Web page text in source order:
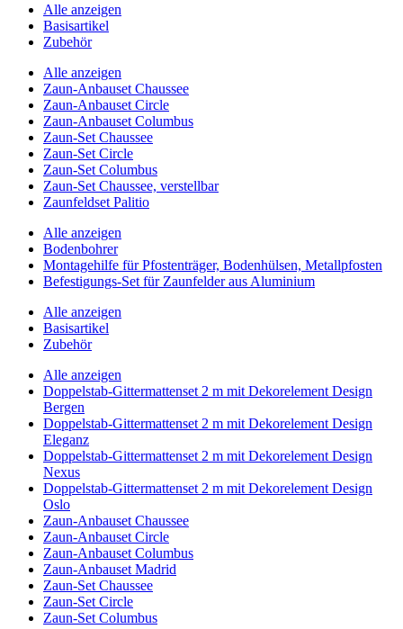
Alle anzeigen
Basisartikel
Zubehör
Alle anzeigen
Zaun-Anbauset Chaussee
Zaun-Anbauset Circle
Zaun-Anbauset Columbus
Zaun-Set Chaussee
Zaun-Set Circle
Zaun-Set Columbus
Zaun-Set Chaussee, verstellbar
Zaunfeldset Palitio
Alle anzeigen
Bodenbohrer
Montagehilfe für Pfostenträger, Bodenhülsen, Metallpfosten
Befestigungs-Set für Zaunfelder aus Aluminium
Alle anzeigen
Basisartikel
Zubehör
Alle anzeigen
Doppelstab-Gittermattenset 2 m mit Dekorelement Design
Bergen
Doppelstab-Gittermattenset 2 m mit Dekorelement Design
Eleganz
Doppelstab-Gittermattenset 2 m mit Dekorelement Design
Nexus
Doppelstab-Gittermattenset 2 m mit Dekorelement Design
Oslo
Zaun-Anbauset Chaussee
Zaun-Anbauset Circle
Zaun-Anbauset Columbus
Zaun-Anbauset Madrid
Zaun-Set Chaussee
Zaun-Set Circle
Zaun-Set Columbus